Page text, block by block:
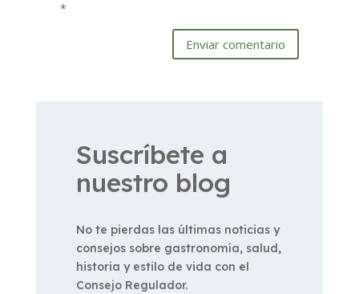
*
Enviar comentario
Suscríbete a
nuestro blog
No te pierdas las últimas noticias y
consejos sobre gastronomía, salud,
historia y estilo de vida con el
Consejo Regulador.